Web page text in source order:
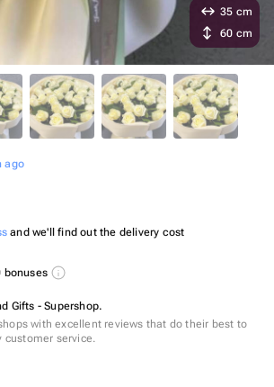
ago
and we'll find out the delivery cost
bonuses
Gifts - Supershop.
with excellent reviews that do their best to
customer service.
35 cm
60 cm